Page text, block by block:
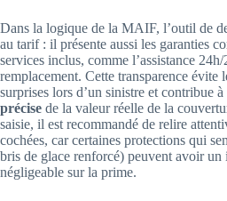
Dans la logique de la MAIF, l’outil de
au tarif : il présente aussi les garanties
services inclus, comme l’assistance
remplacement. Cette transparence évite
surprises lors d’un sinistre et contribue à
précise de la valeur réelle de la
saisie, il est recommandé de relire
cochées, car certaines protections qui
bris de glace renforcé) peuvent avoir un
négligeable sur la prime.